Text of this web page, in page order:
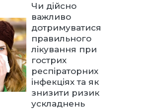
Чи дійсно
важливо
дотримуватися
правильного
лікування при
гострих
респіраторних
інфекціях та як
знизити ризик
ускладнень